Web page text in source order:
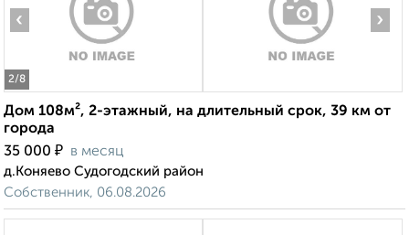
2/8
‹ ›
Дом 108м², 2-этажный, на длительный срок, 39 км от
города
35 000 ₽ в месяц
д.Коняево Судогодский район
Собственник, 06.08.2026